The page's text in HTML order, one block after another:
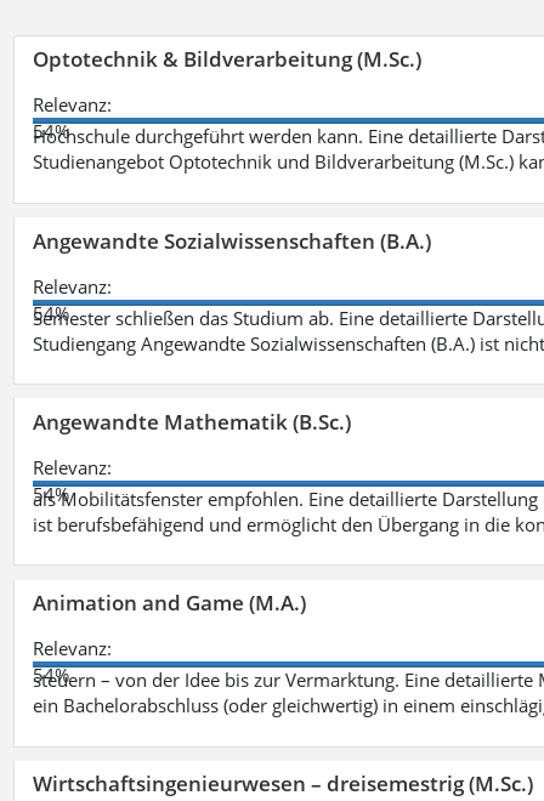
Optotechnik & Bildverarbeitung (M.Sc.)
Relevanz:
54%
Hochschule durchgeführt werden kann. Eine detaillierte
Studienangebot Optotechnik und Bildverarbeitung (M.Sc.)
Angewandte Sozialwissenschaften (B.A.)
Relevanz:
54%
Semester schließen das Studium ab. Eine detaillierte
Studiengang Angewandte Sozialwissenschaften (B.A.) ist
Angewandte Mathematik (B.Sc.)
Relevanz:
54%
als Mobilitätsfenster empfohlen. Eine detaillierte
ist berufsbefähigend und ermöglicht den Übergang in die
Animation and Game (M.A.)
Relevanz:
54%
steuern – von der Idee bis zur Vermarktung. Eine
ein Bachelorabschluss (oder gleichwertig) in einem
Wirtschaftsingenieurwesen – dreisemestrig (M.Sc.)